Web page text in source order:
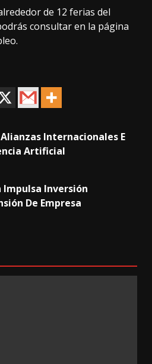
de 12 ferias del
consultar en la página
Internacionales E
Artificial
Impulsa Inversión
De Empresa